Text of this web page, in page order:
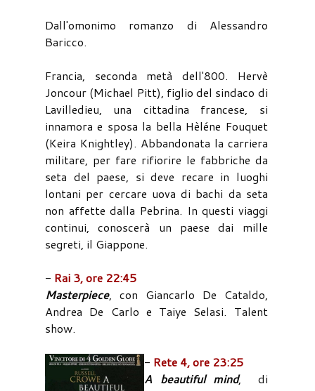
Dall'omonimo romanzo di Alessandro
Baricco.
Francia, seconda metà dell'800. Hervè
Joncour (Michael Pitt), figlio del sindaco di
Lavilledieu, una cittadina francese, si
innamora e sposa la bella Hèléne Fouquet
(Keira Knightley). Abbandonata la carriera
militare, per fare rifiorire le fabbriche da
seta del paese, si deve recare in luoghi
lontani per cercare uova di bachi da seta
non affette dalla Pebrina. In questi viaggi
continui, conoscerà un paese dai mille
segreti, il Giappone.
- Rai 3, ore 22:45
Masterpiece, con Giancarlo De Cataldo,
Andrea De Carlo e Taiye Selasi. Talent
show.
- Rete 4, ore 23:25
A beautiful mind, di